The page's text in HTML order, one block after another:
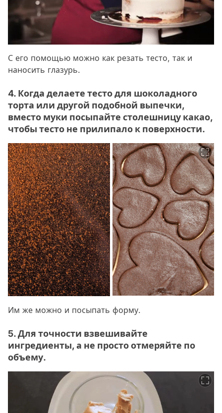
С его помощью можно как резать тесто, так и
наносить глазурь.
4. Когда делаете тесто для шоколадного
торта или другой подобной выпечки,
вместо муки посыпайте столешницу какао,
чтобы тесто не прилипало к поверхности.
Им же можно и посыпать форму.
5. Для точности взвешивайте
ингредиенты, а не просто отмеряйте по
объему.